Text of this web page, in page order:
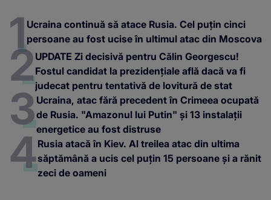
Ucraina continuă să atace Rusia. Cel puțin cinci
persoane au fost ucise în ultimul atac din Moscova
UPDATE Zi decisivă pentru Călin Georgescu!
Fostul candidat la prezidențiale află dacă va fi
judecat pentru tentativă de lovitură de stat
Ucraina, atac fără precedent în Crimeea ocupată
de Rusia. "Amazonul lui Putin" și 13 instalații
energetice au fost distruse
Rusia atacă în Kiev. Al treilea atac din ultima
săptămână a ucis cel puțin 15 persoane și a rănit
zeci de oameni